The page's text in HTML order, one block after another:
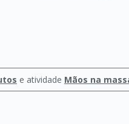
e atividade Mãos na